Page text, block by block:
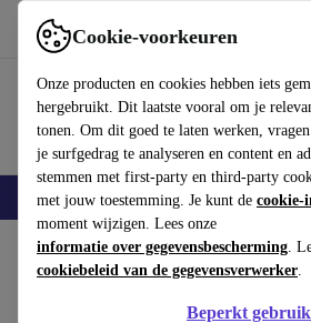
Cookie-voorkeuren
Onze producten en cookies hebben iets
hergebruikt. Dit laatste vooral om je
tonen. Om dit goed te laten werken,
je surfgedrag te analyseren en content en
stemmen met first-party en third-party
met jouw toestemming. Je kunt de cookie-
moment wijzigen. Lees onze
informatie over gegevensbescherming.
cookiebeleid van de gegevensverwerker.
Beperkt gebruik
Gebruik refurbed snel en eenvoudig
Smartphones Laptops Tablets
Home Baby & kinderen Kinderwagens & Buggy's
KikkaBoo Beetle